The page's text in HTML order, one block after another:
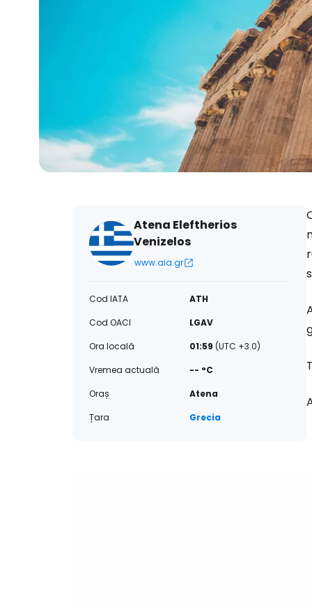
Atena Eleftherios
Venizelos
www.aia.gr
Cod IATA
ATH
Cod OACI
LGAV
Ora locală
01:59 (UTC +3.0)
Vremea actuală
-- °C
Oraș
Atena
Țara
Grecia